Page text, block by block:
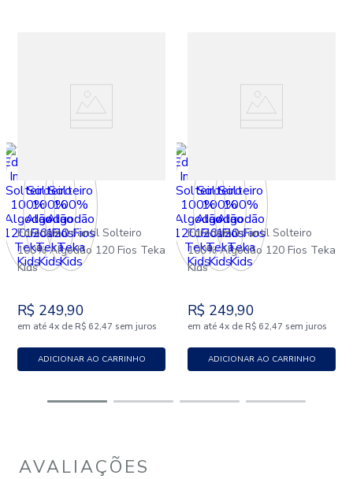
Edredom Infantil Solteiro
100% Algodão 120 Fios Teka
Kids
R$ 249,90
em até 4x de R$ 62,47 sem juros
ADICIONAR AO CARRINHO
Edredom Infantil Solteiro
100% Algodão 120 Fios Teka
Kids
R$ 249,90
em até 4x de R$ 62,47 sem juros
ADICIONAR AO CARRINHO
AVALIAÇÕES